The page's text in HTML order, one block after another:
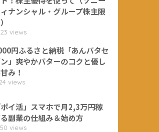
ナンシャル・グループ株主限
views
円ふるさと納税「あんバタセ
」爽やかバターのコクと優し
み！
views
ポイ活」スマホで月2,3万円稼
副業の仕組み＆始め方
views